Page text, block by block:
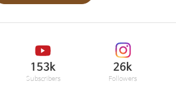
153k
Subscribers
26k
Followers